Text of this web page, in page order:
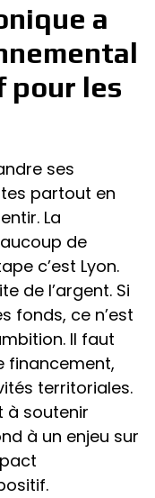
a
pour les
ses
partout en
La
de
c’est Lyon.
de l’argent. Si
fonds, ce n’est
Il faut
financement,
territoriales.
à soutenir
à un enjeu sur